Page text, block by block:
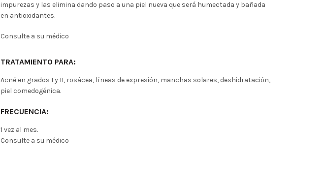
impurezas y las elimina dando paso a una piel nueva que será humectada y bañada
en antioxidantes.
Consulte a su médico
TRATAMIENTO PARA:
Acné en grados I y II, rosácea, líneas de expresión, manchas solares, deshidratación,
piel comedogénica.
FRECUENCIA:
1 vez al mes.
Consulte a su médico